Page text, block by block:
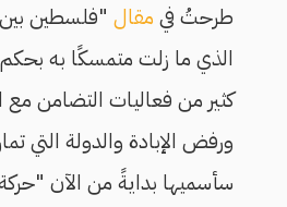
طرحتُ في مقال"فلسطين بين
الذي ما زلت متمسكًا به بحكم
كثير من فعاليات التضامن
ورفض الإبادة والدولة التي
سأسميها بدايةً من الآن